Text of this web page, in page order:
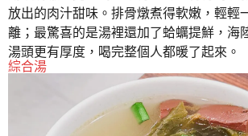
放出的肉汁甜味。排骨燉煮得軟嫩，輕輕
離；最驚喜的是湯裡還加了蛤蠣提鮮，海
湯頭更有厚度，喝完整個人都暖了起來。
綜合湯